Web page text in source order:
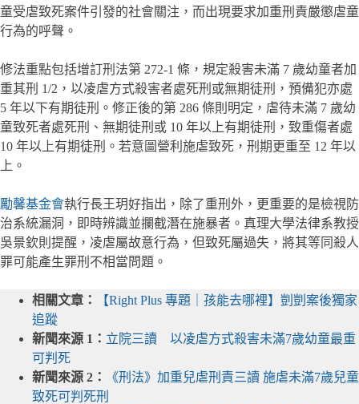
童受虐致死案件引發的社會關注，而出現要求加重刑責嚴懲虐童
行為的呼聲。
修法重點包括增訂刑法第 272-1 條，規定殺害未滿 7 歲幼童者加
重其刑 1/2，以凌虐方式殺害者處死刑或無期徒刑，預備犯亦處
5 年以下有期徒刑。修正後的第 286 條則明定，虐待未滿 7 歲幼
童致死者處死刑、無期徒刑或 10 年以上有期徒刑，致重傷者處
10 年以上有期徒刑。若意圖營利施虐致死，刑期更重至 12 年以
上。
勵馨基金會執行長王玥好指出，除了重刑外，更重要的是檢視防
治系統漏洞，即時辨識並攔截潛在施暴者。真理大學法律系教授
吳景欽則提醒，凌虐屬故意行為，但致死屬過失，將其等同殺人
罪可能產生罪刑不相當問題。
相關文章：
【Right Plus 專題｜孩能去哪裡】剴剴案後獨家
追蹤
新聞來源 1： 立院三讀 以凌虐方式殺害未滿7歲幼童最重
可判死
新聞來源 2：
《刑法》加重兒虐刑責三讀 施虐未滿7歲兒童
致死可判死刑